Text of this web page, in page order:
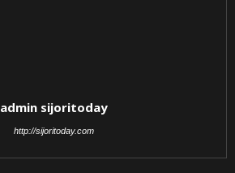
admin sijoritoday
http://sijoritoday.com